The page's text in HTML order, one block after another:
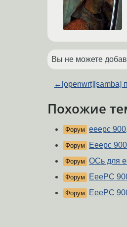
Вы не можете
← [openwrt][samba]
Похожие
Форум eeepc
Форум Eeepc
Форум ОСь для
Форум EeePC
Форум EeePC